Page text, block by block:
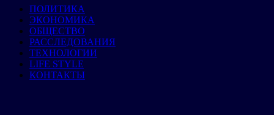
ПОЛИТИКА
ЭКОНОМИКА
ОБЩЕСТВО
РАССЛЕДОВАНИЯ
ТЕХНОЛОГИИ
LIFE STYLE
КОНТАКТЫ